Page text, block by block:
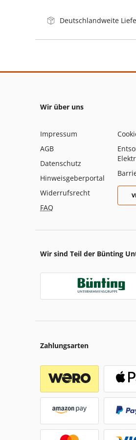
Deutschlandweite
Wir über uns
Impressum
AGB
Datenschutz
Hinweisgeberportal
Widerrufsrecht
FAQ
Wir sind Teil der Bünting
Zahlungsarten